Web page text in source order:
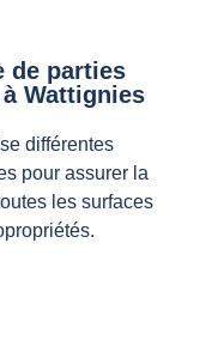
de parties
Wattignies
différentes
pour assurer la
les surfaces